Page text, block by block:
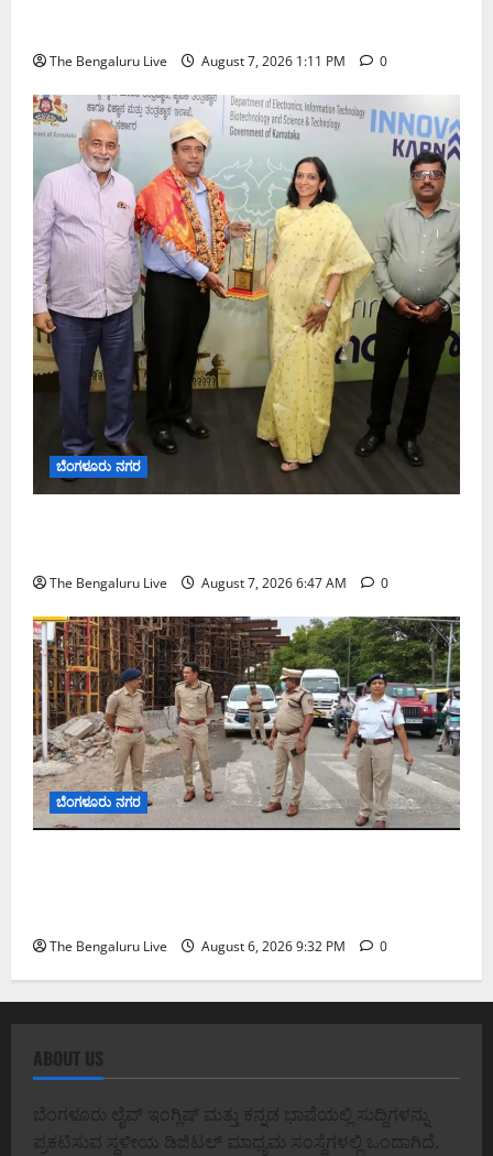
The Bengaluru Live August 7, 2026 1:11 PM 0
ಬೆಂಗಳೂರು ನಗರ
The Bengaluru Live August 7, 2026 6:47 AM 0
ಬೆಂಗಳೂರು ನಗರ
The Bengaluru Live August 6, 2026 9:32 PM 0
ABOUT US
ಬೆಂಗಳೂರು ಲೈವ್ ಇಂಗ್ಲಿಷ್ ಮತ್ತು ಕನ್ನಡ ಭಾಷೆಯಲ್ಲಿ ಸುದ್ದಿಗಳನ್ನು
ಪ್ರಕಟಿಸುವ ಸ್ಥಳೀಯ ಡಿಜಿಟಲ್ ಮಾಧ್ಯಮ ಸಂಸ್ಥೆಗಳಲ್ಲಿ ಒಂದಾಗಿದೆ.